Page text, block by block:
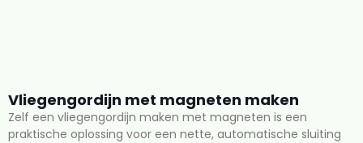
Vliegengordijn met magneten maken
Zelf een vliegengordijn maken met magneten is een
praktische oplossing voor een nette, automatische sluiting